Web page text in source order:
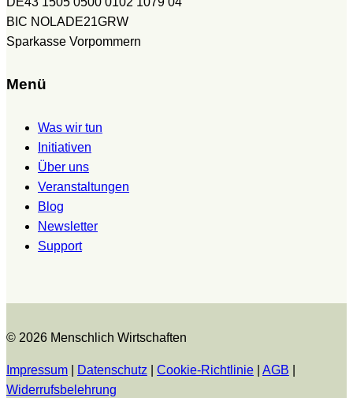
BIC NOLADE21GRW
Sparkasse Vorpommern
Menü
Was wir tun
Initiativen
Über uns
Veranstaltungen
Blog
Newsletter
Support
© 2026 Menschlich Wirtschaften
Impressum Datenschutz Cookie-Richtlinie AGB
Widerrufsbelehrung